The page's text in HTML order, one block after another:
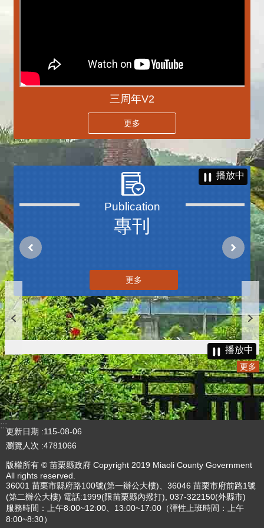
三周年V2
更多
專刊
播放中
更多
播放中
更多
:::
更新日期
115-08-06
瀏覽人次 4781066
版權所有 © 苗栗縣政府 Copyright 2019 Miaoli County Government
All rights reserved.
36001 苗栗市縣府路100號(第一辦公大樓)、36046 苗栗市府前路1號
(第二辦公大樓) 電話:1999(限苗栗縣內撥打), 037-322150(外縣市)
服務時間：上午8:00~12:00、13:00~17:00（彈性上班時間：上午
8:00~8:30）